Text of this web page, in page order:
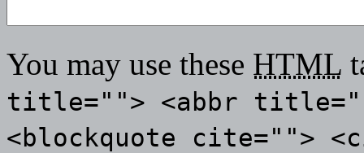
You may use these HTML
title=""> <abbr
<blockquote cite="">